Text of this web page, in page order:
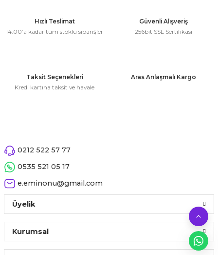
ve Dekor Maske
Bıyık
Ürün bilgilerinde hatalar bulunuyor.
Ürün fiyatı diğer sitelerden daha pahalı.
Hızlı Teslimat
14:00’a kadar tüm stoklu siparişler
Güvenli Alışveriş
256bit SSL Sertifikası
Taksit Seçenekleri
Kredi kartına taksit ve havale
Aras Anlaşmalı Kargo
0212 522 57 77
0535 521 05 17
e.eminonu@gmail.com
Üyelik
Kurumsal